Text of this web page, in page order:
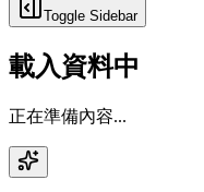
Toggle Sidebar
載入資料中
正在準備內容...